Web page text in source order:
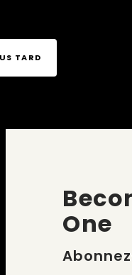
TARD
One